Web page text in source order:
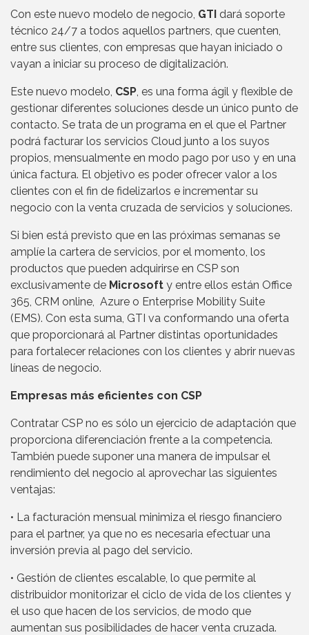
Con este nuevo modelo de negocio, GTI dará soporte
técnico 24/7 a todos aquellos partners, que cuenten,
entre sus clientes, con empresas que hayan iniciado o
vayan a iniciar su proceso de digitalización.
Este nuevo modelo, CSP, es una forma ágil y flexible de
gestionar diferentes soluciones desde un único punto de
contacto. Se trata de un programa en el que el Partner
podrá facturar los servicios Cloud junto a los suyos
propios, mensualmente en modo pago por uso y en una
única factura. El objetivo es poder ofrecer valor a los
clientes con el fin de fidelizarlos e incrementar su
negocio con la venta cruzada de servicios y soluciones.
Si bien está previsto que en las próximas semanas se
amplíe la cartera de servicios, por el momento, los
productos que pueden adquirirse en CSP son
exclusivamente de Microsoft y entre ellos están Office
365, CRM online, Azure o Enterprise Mobility Suite
(EMS). Con esta suma, GTI va conformando una oferta
que proporcionará al Partner distintas oportunidades
para fortalecer relaciones con los clientes y abrir nuevas
líneas de negocio.
Empresas más eficientes con CSP
Contratar CSP no es sólo un ejercicio de adaptación que
proporciona diferenciación frente a la competencia.
También puede suponer una manera de impulsar el
rendimiento del negocio al aprovechar las siguientes
ventajas:
• La facturación mensual minimiza el riesgo financiero
para el partner, ya que no es necesaria efectuar una
inversión previa al pago del servicio.
• Gestión de clientes escalable, lo que permite al
distribuidor monitorizar el ciclo de vida de los clientes y
el uso que hacen de los servicios, de modo que
aumentan sus posibilidades de hacer venta cruzada.